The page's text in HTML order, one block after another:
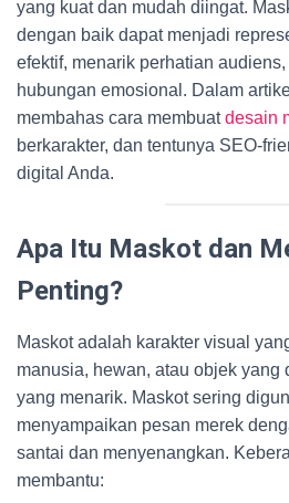
yang kuat dan mudah diingat.
dengan baik dapat menjadi
efektif, menarik perhatian
hubungan emosional. Dalam
membahas cara membuatdesain
berkarakter, dan tentunya SEO-
digital Anda.
Apa Itu Maskot dan
Penting?
Maskot adalah karakter visual
manusia, hewan, atau objek yang
yang menarik. Maskot sering
menyampaikan pesan merek
santai dan menyenangkan.
membantu: